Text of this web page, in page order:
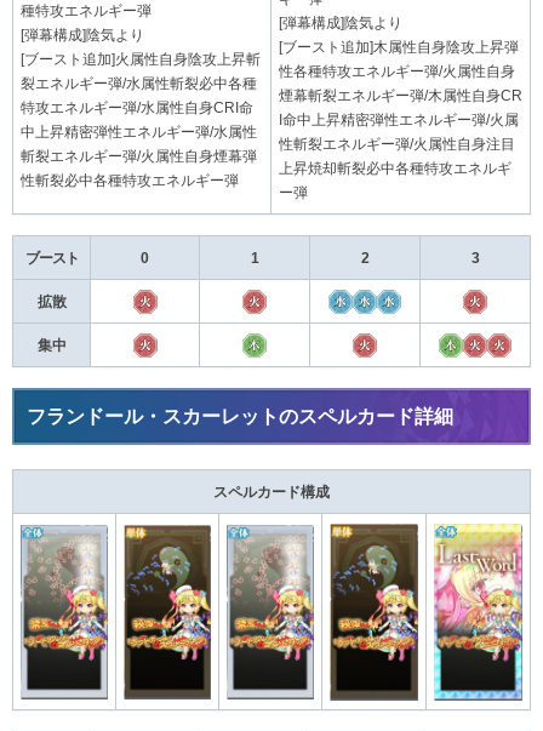
種特攻エネルギー弾
[弾幕構成]陰気より
[ブースト追加]火属性自身陰攻上昇斬
裂エネルギー弾/水属性斬裂必中各種
特攻エネルギー弾/水属性自身CRI命
中上昇精密弾性エネルギー弾/水属性
斬裂エネルギー弾/火属性自身煙幕弾
性斬裂必中各種特攻エネルギー弾
[弾幕構成]陰気より
[ブースト追加]木属性自身陰攻上昇弾
性各種特攻エネルギー弾/火属性自身
煙幕斬裂エネルギー弾/木属性自身CR
I命中上昇精密弾性エネルギー弾/火属
性斬裂エネルギー弾/火属性自身注目
上昇焼却斬裂必中各種特攻エネルギ
ー弾
ブースト 0 1 2 3
拡散
集中
フランドール・スカーレットのスペルカード詳細
スペルカード構成